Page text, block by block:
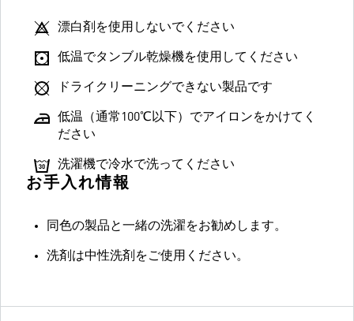
漂白剤を使用しないでください
低温でタンブル乾燥機を使用してください
ドライクリーニングできない製品です
低温（通常100℃以下）でアイロンをかけてく
ださい
洗濯機で冷水で洗ってください
お手入れ情報
同色の製品と一緒の洗濯をお勧めします。
洗剤は中性洗剤をご使用ください。